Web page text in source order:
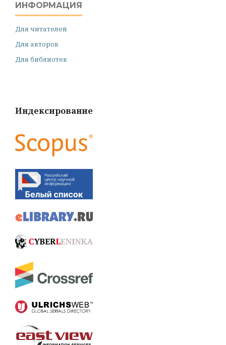
ИНФОРМАЦИЯ
Для читателей
Для авторов
Для библиотек
Индексирование